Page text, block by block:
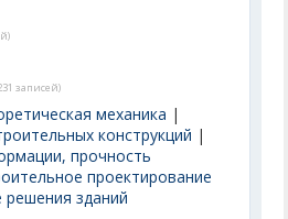
записей)
механика |
конструкций |
прочность
проектирование
решения зданий